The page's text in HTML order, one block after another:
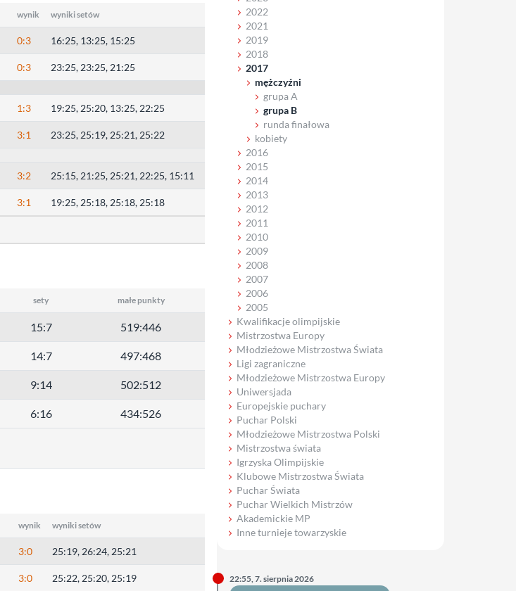
wynik wyniki setów
0:3 16:25, 13:25, 15:25
0:3 23:25, 23:25, 21:25
1:3 19:25, 25:20, 13:25, 22:25
3:1 23:25, 25:19, 25:21, 25:22
3:2 25:15, 21:25, 25:21, 22:25, 15:11
3:1 19:25, 25:18, 25:18, 25:18
sety małe punkty
15:7 519:446
14:7 497:468
9:14 502:512
6:16 434:526
wynik wyniki setów
3:0 25:19, 26:24, 25:21
3:0 25:22, 25:20, 25:19
2022
2021
2019
2018
2017
mężczyźni
grupa A
grupa B
runda finałowa
kobiety
2016
2015
2014
2013
2012
2011
2010
2009
2008
2007
2006
2005
Kwalifikacje olimpijskie
Mistrzostwa Europy
Młodzieżowe Mistrzostwa Świata
Ligi zagraniczne
Młodzieżowe Mistrzostwa Europy
Uniwersjada
Europejskie puchary
Puchar Polski
Młodzieżowe Mistrzostwa Polski
Mistrzostwa świata
Igrzyska Olimpijskie
Klubowe Mistrzostwa Świata
Puchar Świata
Puchar Wielkich Mistrzów
Akademickie MP
Inne turnieje towarzyskie
22:55, 7. sierpnia 2026